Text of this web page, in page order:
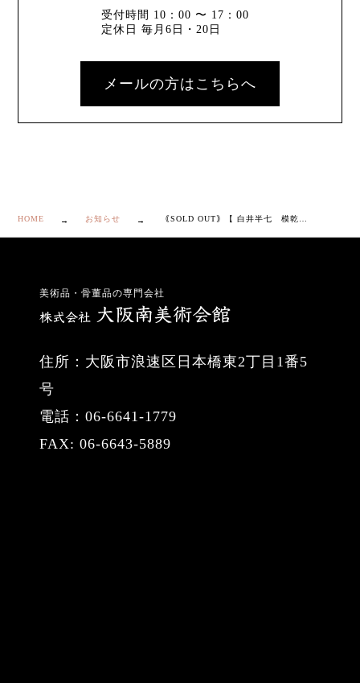
受付時間 10：00 〜 17：00
定休日 毎月6日・20日
メールの方はこちらへ
HOME お知らせ
美術品・骨董品の専門会社
住所：大阪市浪速区日本橋東2丁目1番5
号
電話：06-6641-1779
FAX: 06-6643-5889